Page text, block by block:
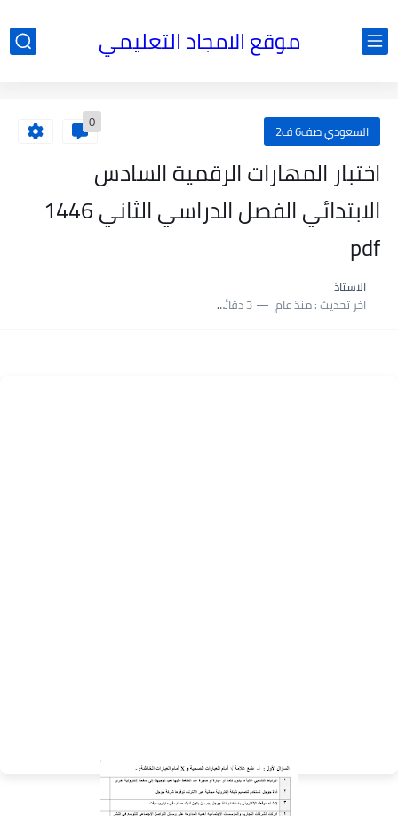
موقع الامجاد التعليمي
السعودي صف6 ف2 0
اختبار المهارات الرقمية السادس
الابتدائي الفصل الدراسي الثاني 1446
pdf
الاستاذ
اخر تحديث :منذ عام 3 دقائق للقراءة